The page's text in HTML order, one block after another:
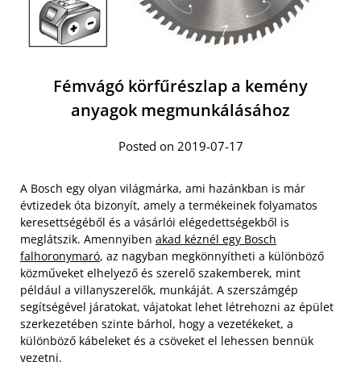
Fémvágó körfűrészlap a kemény
anyagok megmunkálásához
Posted on 2019-07-17
A Bosch egy olyan világmárka, ami hazánkban is már
évtizedek óta bizonyít, amely a termékeinek folyamatos
keresettségéből és a vásárlói elégedettségekből is
meglátszik. Amennyiben akad kéznél egy Bosch
falhoronymaró, az nagyban megkönnyítheti a különböző
közműveket elhelyező és szerelő szakemberek, mint
például a villanyszerelők, munkáját. A szerszámgép
segítségével járatokat, vájatokat lehet létrehozni az épület
szerkezetében szinte bárhol, hogy a vezetékeket, a
különböző kábeleket és a csöveket el lehessen bennük
vezetni.